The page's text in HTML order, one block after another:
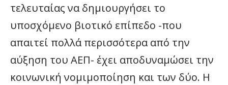
τελευταίας να δημιουργήσει το
υποσχόμενο βιοτικό επίπεδο -που
απαιτεί πολλά περισσότερα από την
αύξηση του ΑΕΠ- έχει αποδυναμώσει την
κοινωνική νομιμοποίηση και των δύο. Η